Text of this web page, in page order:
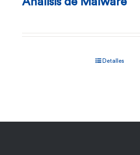
Detalles